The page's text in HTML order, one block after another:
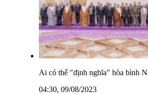
Ai có thể "định nghĩa" hòa bình
04:30, 09/08/2023